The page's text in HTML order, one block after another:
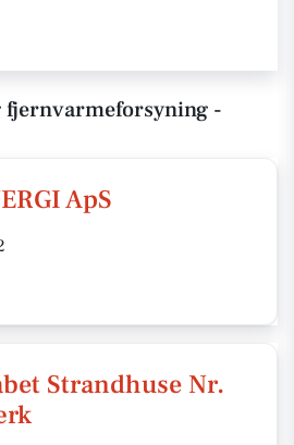
fjernvarmeforsyning -
ApS
Strandhuse Nr.